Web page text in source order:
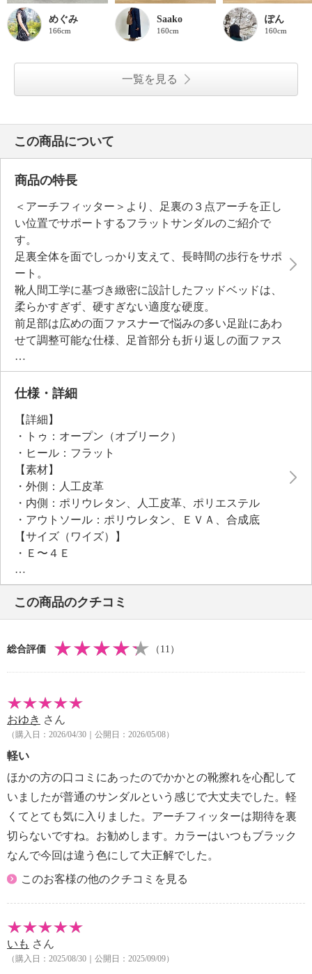
めぐみ
166cm
Saako
160cm
ぽん
160cm
一覧を見る
この商品について
商品の特長
＜アーチフィッター＞より、足裏の３点アーチを正し
い位置でサポートするフラットサンダルのご紹介で
す。
足裏全体を面でしっかり支えて、長時間の歩行をサポ
ート。
靴人間工学に基づき緻密に設計したフッドベッドは、
柔らかすぎず、硬すぎない適度な硬度。
前足部は広めの面ファスナーで悩みの多い足趾にあわ
せて調整可能な仕様、足首部分も折り返しの面ファス
ナーで調整可能な仕様、甲部分はＴ字の広めのゴム仕
様で甲のラインを美しく見せながらホールドすること
で、足とサンダルが一体となり、安定した履き心地の
上品な華やかさのある色で、カジュアルからエレガン
トな装いまで合わせやすく汎用性の高いカラー展開。
アッパーは、箔加工の人工皮革とマットな人工皮革を
採用しています。
仕様・詳細
【詳細】
・トゥ：オープン（オブリーク）
・ヒール：フラット
【素材】
・外側：人工皮革
・内側：ポリウレタン、人工皮革、ポリエステル
・アウトソール：ポリウレタン、ＥＶＡ、合成底
【サイズ（ワイズ）】
・Ｅ〜４Ｅ
【サイズ（その他）】
・ヒールの高さ：約３ｃｍ
※インソール含まず
・前側着地点厚み：約１．５ｃｍ
【重さ】
・片足約１７５ｇ（サイズにより多少の差異あり）
※詳細は取扱説明書参照
【使用上の注意】
※詳細は取扱説明書参照
・本品は治療用ではないので、使用目的外の使用はし
ない
・次の方は医師に相談の上、使用する
・血行障害や糖尿病等から神経障害を起こされ、痛
みを感じにくくなっている方
・足に障害をお持ちの方や治療中の方
・腰椎椎間板ヘルニア、慢性腰痛等の腰に障害をお
持ちの方や治療中の方
・製品が触れる部分に、傷、腫れもの、湿疹等の異
常がある方
【その他】
【同梱書類】
・取扱説明書
この商品のクチコミ
総合評価 （11）
おゆき さん
（購入日：2026/04/30｜公開日：2026/05/08）
軽い
ほかの方の口コミにあったのでかかとの靴擦れを心配して
いましたが普通のサンダルという感じで大丈夫でした。軽
くてとても気に入りました。アーチフィッターは期待を裏
切らないですね。お勧めします。カラーはいつもブラック
なんで今回は違う色にして大正解でした。
このお客様の他のクチコミを見る
いも さん
（購入日：2025/08/30｜公開日：2025/09/09）